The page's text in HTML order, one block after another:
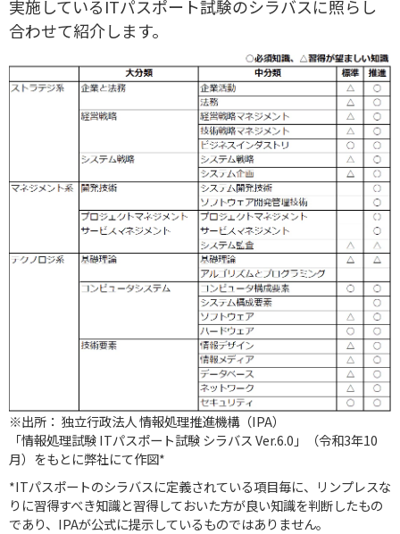
実施しているITパスポート試験のシラバスに照らし
合わせて紹介します。
※出所： 独立行政法人 情報処理推進機構（IPA）
「情報処理試験 ITパスポート試験 シラバス Ver.6.0」（令和3年10
月）をもとに弊社にて作図*
*ITパスポートのシラバスに定義されている項目毎に、リンプレスな
りに習得すべき知識と習得しておいた方が良い知識を判断したもの
であり、IPAが公式に提示しているものではありません。